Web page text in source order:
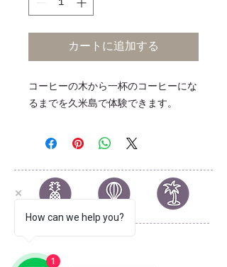
カートに追加する
​コーヒーの木から一杯のコーヒーにな
るまでを久米島で体験できます。
Proudly created with
How can we help you?
1